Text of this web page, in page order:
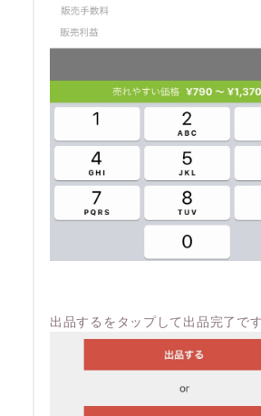
出品するをタップして出品完了で